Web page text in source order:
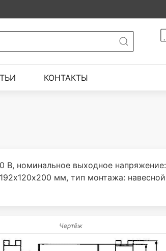
КОНТАКТЫ
В, номинальное выходное напряжение:
мм, тип монтажа: навесной
Чертёж